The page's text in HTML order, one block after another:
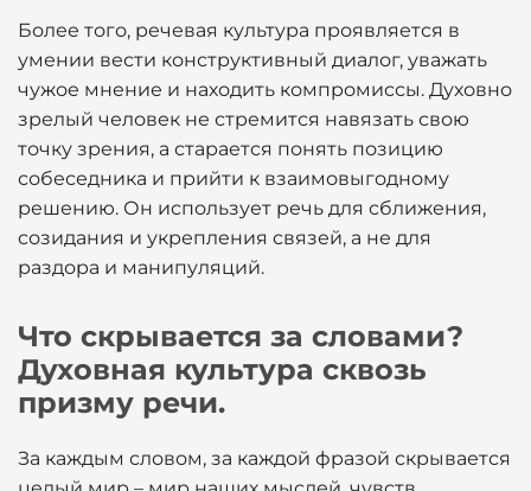
Более того, речевая культура проявляется в
умении вести конструктивный диалог, уважать
чужое мнение и находить компромиссы. Духовно
зрелый человек не стремится навязать свою
точку зрения, а старается понять позицию
собеседника и прийти к взаимовыгодному
решению. Он использует речь для сближения,
созидания и укрепления связей, а не для
раздора и манипуляций.
Что скрывается за словами?
Духовная культура сквозь
призму речи.
За каждым словом, за каждой фразой скрывается